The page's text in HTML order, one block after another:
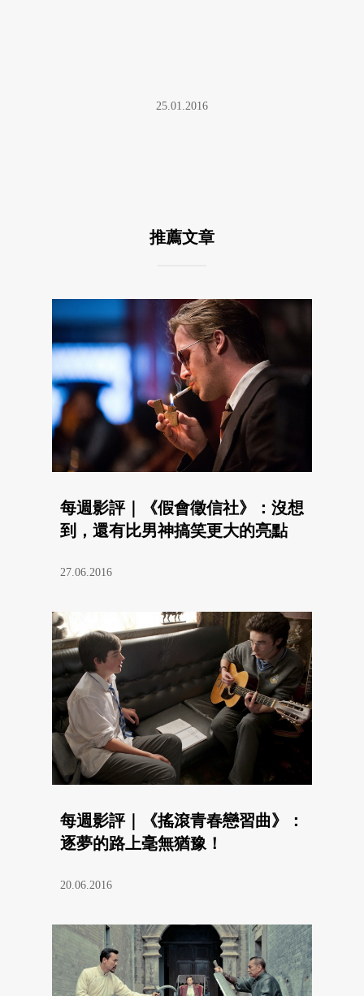
25.01.2016
推薦文章
每週影評｜《假會徵信社》：沒想
到，還有比男神搞笑更大的亮點
27.06.2016
每週影評｜《搖滾青春戀習曲》：
逐夢的路上毫無猶豫！
20.06.2016